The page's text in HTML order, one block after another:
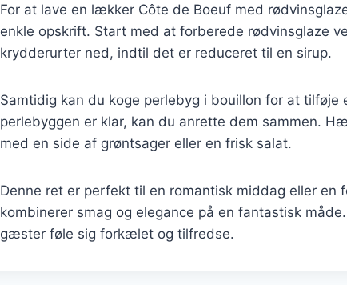
For at lave en lækker Côte de Boeuf med
enkle opskrift. Start med at forberede rødvinsglaze
krydderurter ned, indtil det er reduceret til en sirup.
Samtidig kan du koge perlebyg i bouillon for at tilføje
perlebyggen er klar, kan du anrette dem sammen.
med en side af grøntsager eller en frisk salat.
Denne ret er perfekt til en romantisk middag eller en
kombinerer smag og elegance på en fantastisk
gæster føle sig forkælet og tilfredse.